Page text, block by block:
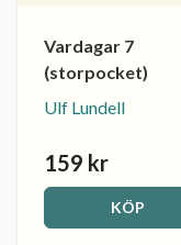
Vardagar 7
(storpocket)
Ulf Lundell
159 kr
KÖP